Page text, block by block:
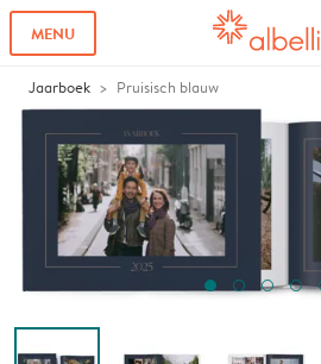
MENU
Jaarboek Pruisisch blauw